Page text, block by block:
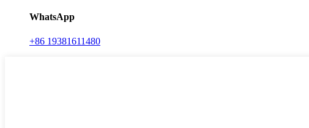
WhatsApp
+86 19381611480